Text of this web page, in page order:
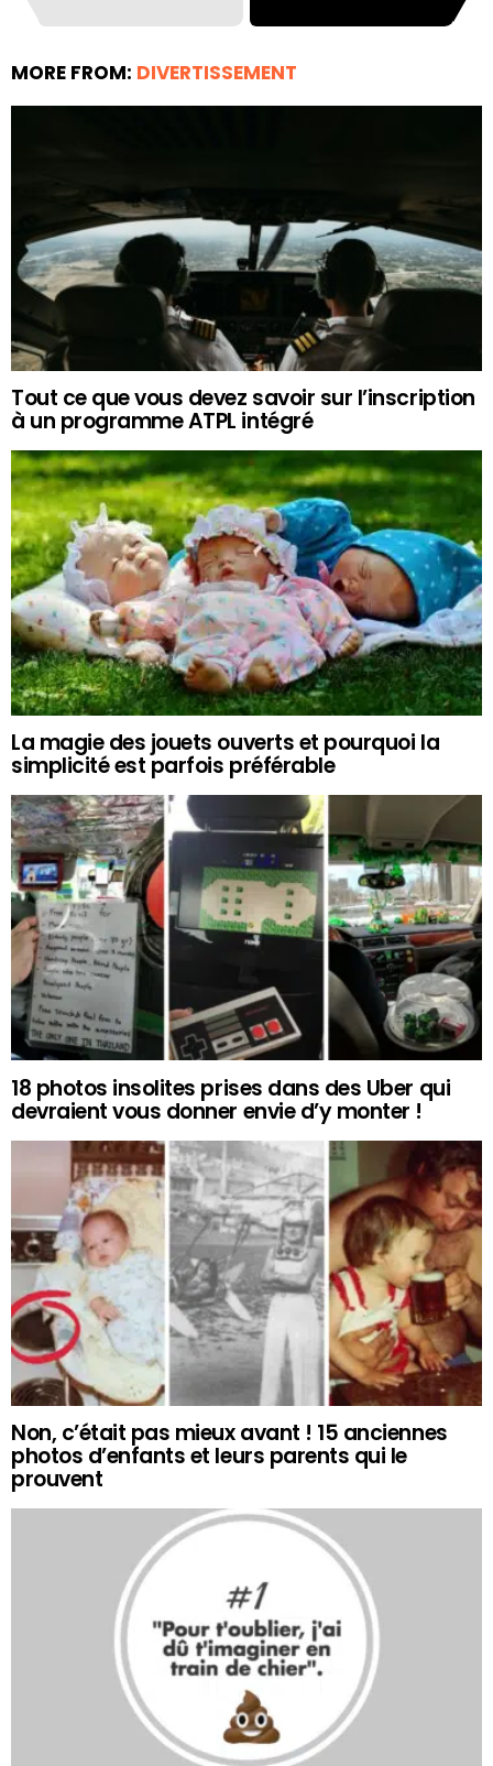
MORE FROM: DIVERTISSEMENT
Tout ce que vous devez savoir sur l’inscription
à un programme ATPL intégré
La magie des jouets ouverts et pourquoi la
simplicité est parfois préférable
18 photos insolites prises dans des Uber qui
devraient vous donner envie d’y monter !
Non, c’était pas mieux avant ! 15 anciennes
photos d’enfants et leurs parents qui le
prouvent